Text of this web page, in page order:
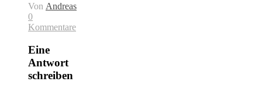
Von Andreas
0
Kommentare
Eine
Antwort
schreiben